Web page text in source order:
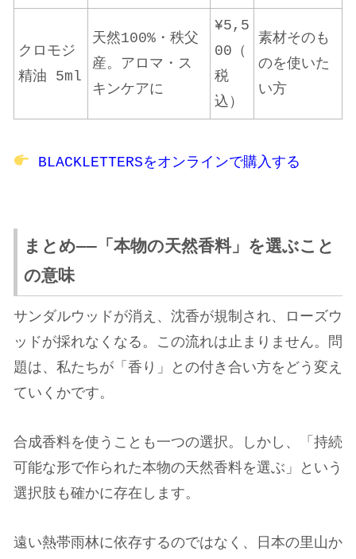
クロモジ
精油 5ml
天然100%・秩父
産。アロマ・ス
キンケアに
¥5,5
00（
税
込）
素材そのも
のを使いた
い方
BLACKLETTERSをオンラインで購入する
まとめ——「本物の天然香料」を選ぶこと
の意味
サンダルウッドが消え、沈香が規制され、ローズウ
ッドが採れなくなる。この流れは止まりません。問
題は、私たちが「香り」との付き合い方をどう変え
ていくかです。
合成香料を使うことも一つの選択。しかし、「持続
可能な形で作られた本物の天然香料を選ぶ」という
選択肢も確かに存在します。
遠い熱帯雨林に依存するのではなく、日本の里山か